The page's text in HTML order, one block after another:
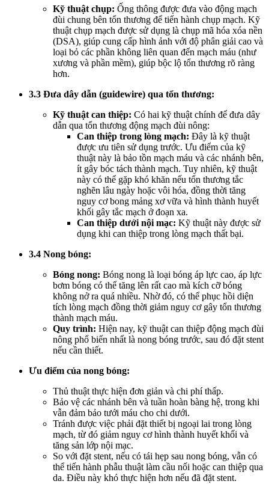
Kỹ thuật chụp: Ống thông được đưa vào động mạch
đùi chung bên tổn thương để tiến hành chụp mạch. Kỹ
thuật chụp mạch được sử dụng là chụp mã hóa xóa nền
(DSA), giúp cung cấp hình ảnh với độ phân giải cao và
loại bỏ các phần không liên quan đến mạch máu (như
xương và phần mềm), giúp bộc lộ tổn thương rõ ràng
hơn.
3.3 Đưa dây dẫn (guidewire) qua tổn thương:
Kỹ thuật can thiệp: Có hai kỹ thuật chính để đưa dây
dẫn qua tổn thương động mạch đùi nông:
Can thiệp trong lòng mạch: Đây là kỹ thuật
được ưu tiên sử dụng trước. Ưu điểm của kỹ
thuật này là bảo tồn mạch máu và các nhánh bên,
ít gây bóc tách thành mạch. Tuy nhiên, kỹ thuật
này có thể gặp khó khăn nếu tổn thương tắc
nghẽn lâu ngày hoặc vôi hóa, đồng thời tăng
nguy cơ bong mảng xơ vữa và hình thành huyết
khối gây tắc mạch ở đoạn xa.
Can thiệp dưới nội mạc: Kỹ thuật này được sử
dụng khi can thiệp trong lòng mạch thất bại.
3.4 Nong bóng:
Bóng nong: Bóng nong là loại bóng áp lực cao, áp lực
bơm bóng có thể tăng lên rất cao mà kích cỡ bóng
không nở ra quá nhiều. Nhờ đó, có thể phục hồi diện
tích lòng mạch đồng thời giảm nguy cơ gây tổn thương
thành mạch máu.
Quy trình: Hiện nay, kỹ thuật can thiệp động mạch đùi
nông phổ biến nhất là nong bóng trước, sau đó đặt stent
nếu cần thiết.
Ưu điểm của nong bóng:
Thủ thuật thực hiện đơn giản và chi phí thấp.
Bảo vệ các nhánh bên và tuần hoàn bàng hệ, trong khi
vẫn đảm bảo tưới máu cho chi dưới.
Tránh được việc phải đặt thiết bị ngoại lai trong lòng
mạch, từ đó giảm nguy cơ hình thành huyết khối và
tăng sản lớp nội mạc.
So với đặt stent, nếu có tái hẹp sau nong bóng, vẫn có
thể tiến hành phẫu thuật làm cầu nối hoặc can thiệp qua
da. Điều này khó thực hiện hơn nếu đã đặt stent.